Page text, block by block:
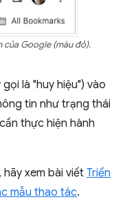
của Google (màu đỏ).
là "huy hiệu") vào
tin như trạng thái
thực hiện hành
xem bài viết Triển
mẫu thao tác.